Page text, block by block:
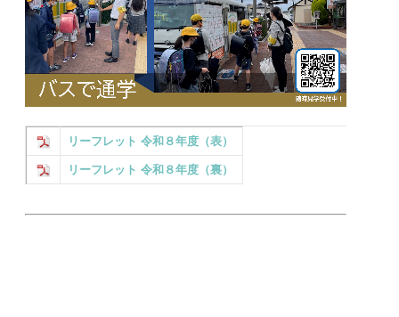
リーフレット 令和８年度（表）
リーフレット 令和８年度（裏）